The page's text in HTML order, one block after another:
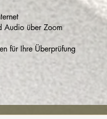
Audio über Zoom
für Ihre Überprüfung